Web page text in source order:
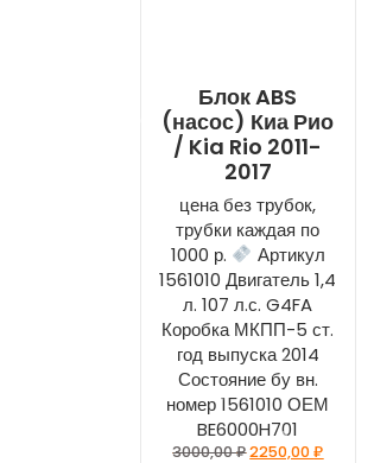
Блок ABS
(насос) Киа Рио
/ Kia Rio 2011-
2017
цена без трубок,
трубки каждая по
1000 р.
Артикул
1561010 Двигатель 1,4
л. 107 л.с. G4FA
Коробка МКПП-5 ст.
год выпуска 2014
Состояние бу вн.
номер 1561010 ОЕМ
BE6000H701
3000,00₽2250,00₽